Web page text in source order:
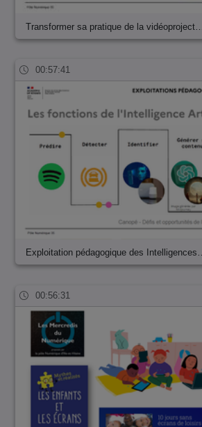
Transformer sa pratique de la vidéoproject…
00:57:41
Exploitation pédagogique des Intelligences…
00:56:31